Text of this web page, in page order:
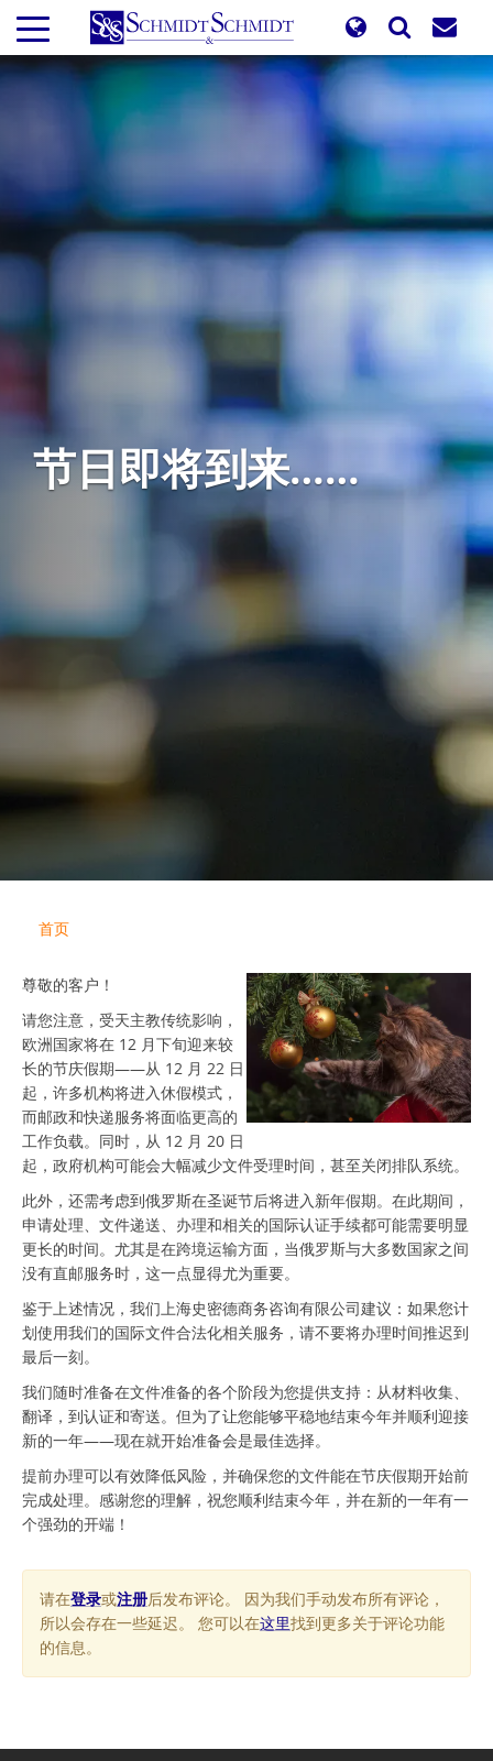
到
主
节日即将到来……
首页
尊敬的客户！
请您注意，受天主教传统影响，
欧洲国家将在 12 月下旬迎来较
长的节庆假期——从 12 月 22 日
起，许多机构将进入休假模式，
而邮政和快递服务将面临更高的
工作负载。同时，从 12 月 20 日
起，政府机构可能会大幅减少文件受理时间，甚至关闭排队系统。
此外，还需考虑到俄罗斯在圣诞节后将进入新年假期。在此期间，
申请处理、文件递送、办理和相关的国际认证手续都可能需要明显
更长的时间。尤其是在跨境运输方面，当俄罗斯与大多数国家之间
没有直邮服务时，这一点显得尤为重要。
鉴于上述情况，我们上海史密德商务咨询有限公司建议：如果您计
划使用我们的国际文件合法化相关服务，请不要将办理时间推迟到
最后一刻。
我们随时准备在文件准备的各个阶段为您提供支持：从材料收集、
翻译，到认证和寄送。但为了让您能够平稳地结束今年并顺利迎接
新的一年——现在就开始准备会是最佳选择。
提前办理可以有效降低风险，并确保您的文件能在节庆假期开始前
完成处理。感谢您的理解，祝您顺利结束今年，并在新的一年有一
个强劲的开端！
请在登录或注册后发布评论。 因为我们手动发布所有评论，
所以会存在一些延迟。 您可以在这里找到更多关于评论功能
的信息。